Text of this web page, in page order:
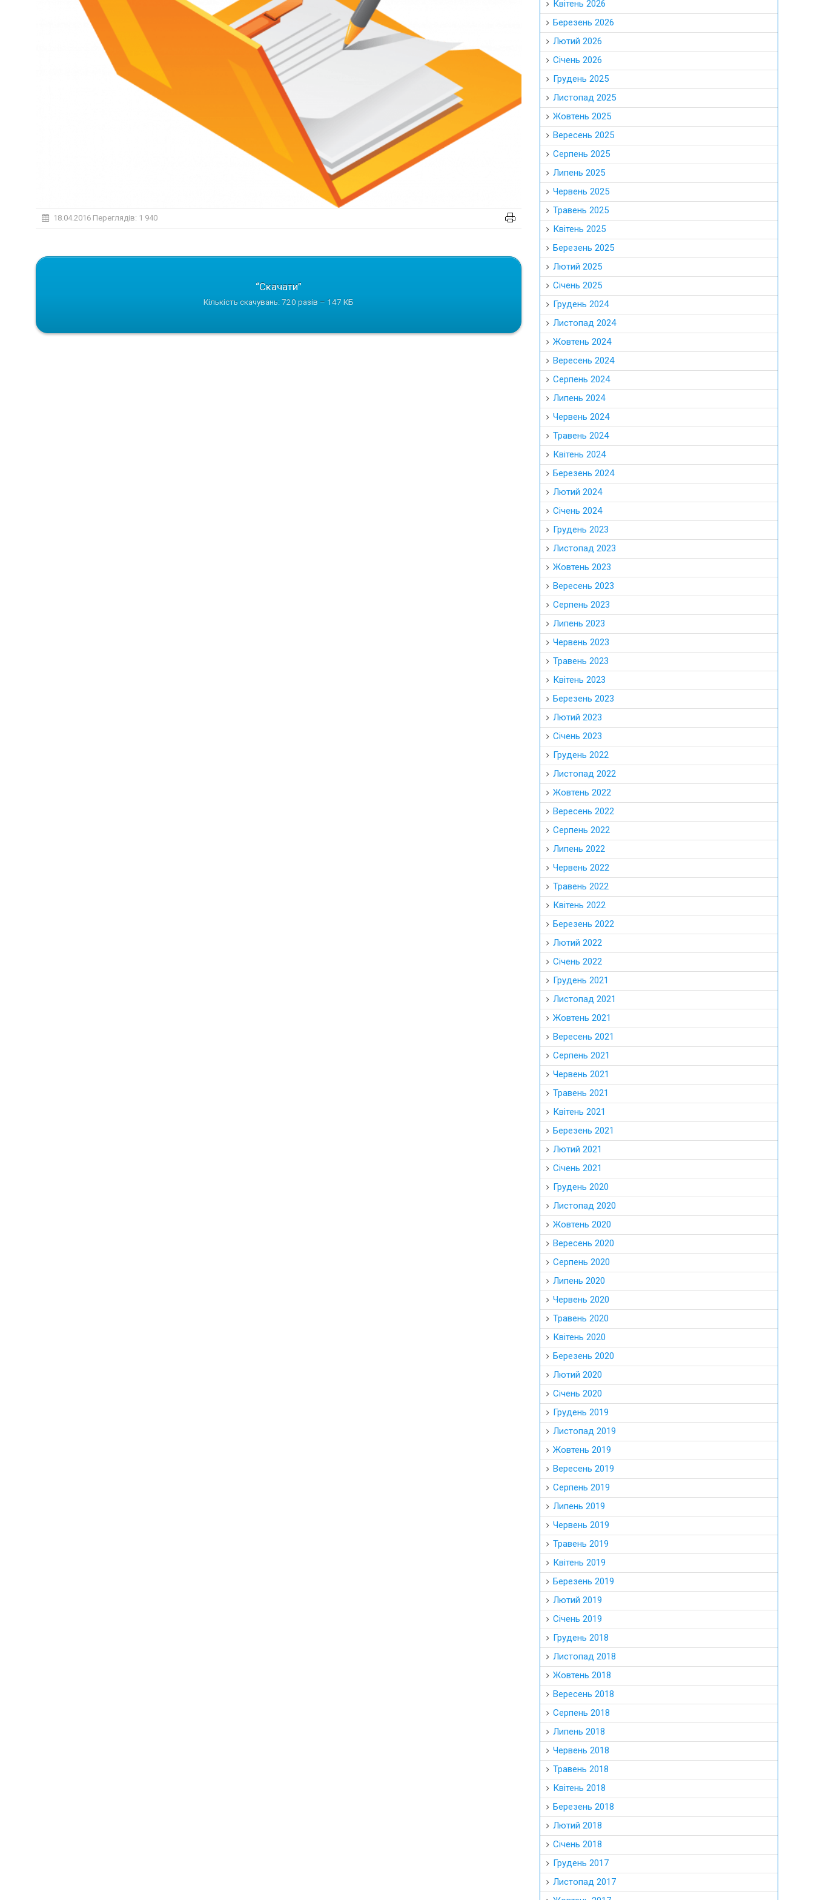
18.04.2016 Переглядів: 1 940
“Скачати”
Кількість скачувань: 720 разів – 147 КБ
Квітень 2026
Березень 2026
Лютий 2026
Січень 2026
Грудень 2025
Листопад 2025
Жовтень 2025
Вересень 2025
Серпень 2025
Липень 2025
Червень 2025
Травень 2025
Квітень 2025
Березень 2025
Лютий 2025
Січень 2025
Грудень 2024
Листопад 2024
Жовтень 2024
Вересень 2024
Серпень 2024
Липень 2024
Червень 2024
Травень 2024
Квітень 2024
Березень 2024
Лютий 2024
Січень 2024
Грудень 2023
Листопад 2023
Жовтень 2023
Вересень 2023
Серпень 2023
Липень 2023
Червень 2023
Травень 2023
Квітень 2023
Березень 2023
Лютий 2023
Січень 2023
Грудень 2022
Листопад 2022
Жовтень 2022
Вересень 2022
Серпень 2022
Липень 2022
Червень 2022
Травень 2022
Квітень 2022
Березень 2022
Лютий 2022
Січень 2022
Грудень 2021
Листопад 2021
Жовтень 2021
Вересень 2021
Серпень 2021
Червень 2021
Травень 2021
Квітень 2021
Березень 2021
Лютий 2021
Січень 2021
Грудень 2020
Листопад 2020
Жовтень 2020
Вересень 2020
Серпень 2020
Липень 2020
Червень 2020
Травень 2020
Квітень 2020
Березень 2020
Лютий 2020
Січень 2020
Грудень 2019
Листопад 2019
Жовтень 2019
Вересень 2019
Серпень 2019
Липень 2019
Червень 2019
Травень 2019
Квітень 2019
Березень 2019
Лютий 2019
Січень 2019
Грудень 2018
Листопад 2018
Жовтень 2018
Вересень 2018
Серпень 2018
Липень 2018
Червень 2018
Травень 2018
Квітень 2018
Березень 2018
Лютий 2018
Січень 2018
Грудень 2017
Листопад 2017